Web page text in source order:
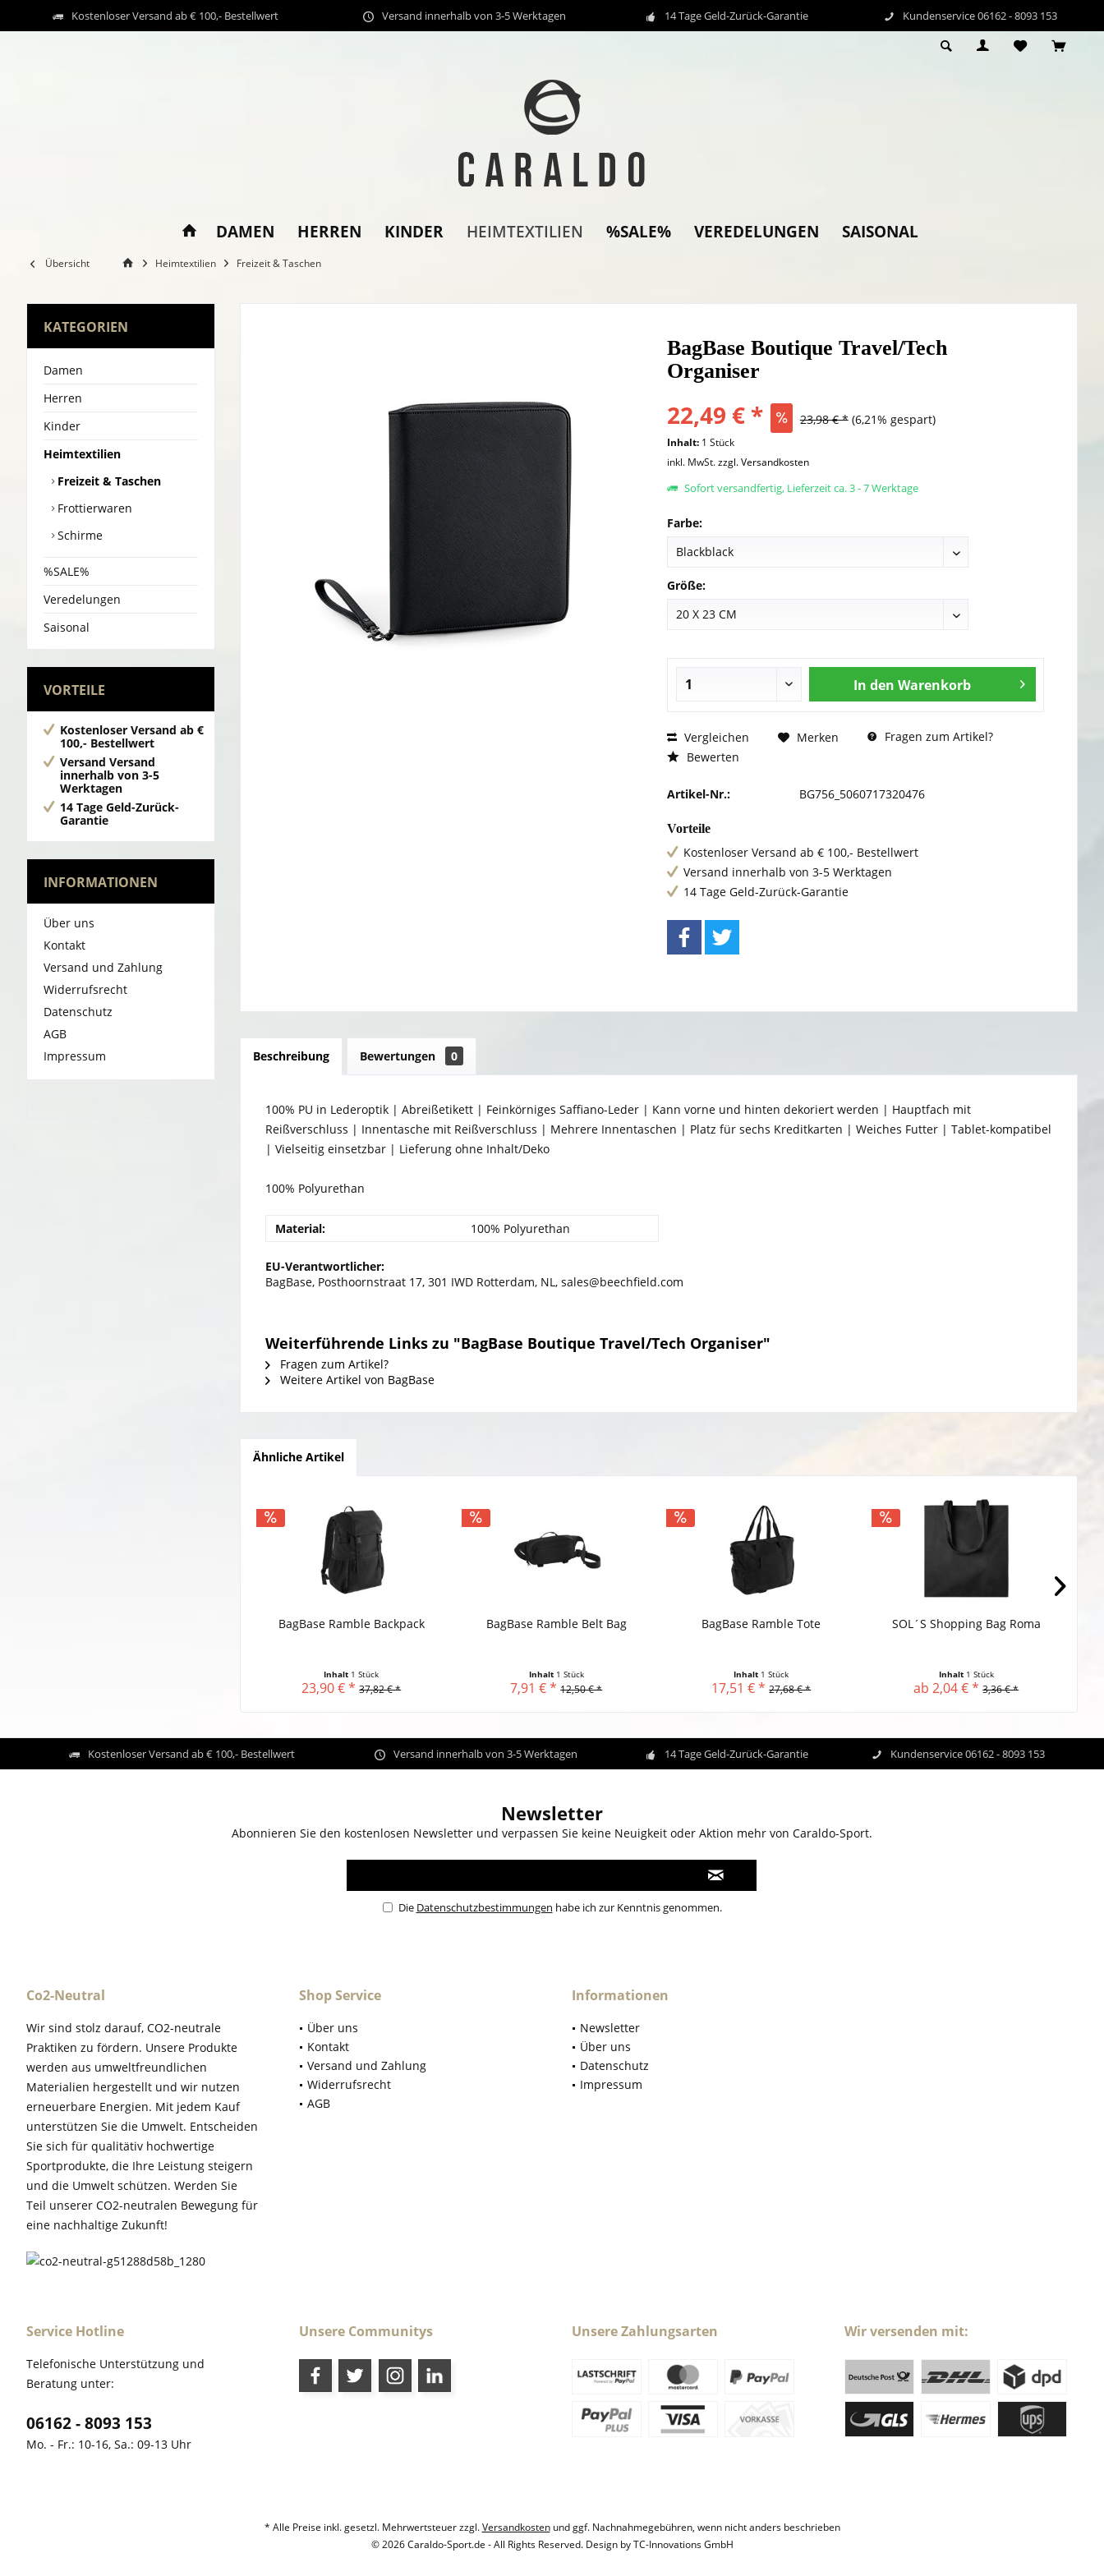
Kostenloser Versand ab € 100,- Bestellwert Versand innerhalb von 3-5 Werktagen 14 Tage Geld-Zurück-Garantie Kundenservice 06162 - 8093 153
DAMEN HERREN KINDER HEIMTEXTILIEN %SALE% VEREDELUNGEN SAISONAL
Übersicht Heimtextilien Freizeit & Taschen
KATEGORIEN
Damen
Herren
Kinder
Heimtextilien
Freizeit & Taschen
Frottierwaren
Schirme
%SALE%
Veredelungen
Saisonal
VORTEILE
Kostenloser Versand ab €
100,- Bestellwert
Versand Versand
innerhalb von 3-5
Werktagen
14 Tage Geld-Zurück-
Garantie
INFORMATIONEN
Über uns
Kontakt
Versand und Zahlung
Widerrufsrecht
Datenschutz
AGB
Impressum
BagBase Boutique Travel/Tech
Organiser
22,49 € * 23,98 € * (6,21% gespart)
Inhalt: 1 Stück
inkl. MwSt.zzgl. Versandkosten
Sofort versandfertig, Lieferzeit ca. 3 - 7 Werktage
Farbe:
Größe:
In den Warenkorb
Vergleichen Merken
Fragen zum Artikel?
Bewerten
Artikel-Nr.: BG756_5060717320476
Vorteile
Kostenloser Versand ab € 100,- Bestellwert
Versand innerhalb von 3-5 Werktagen
14 Tage Geld-Zurück-Garantie
Beschreibung Bewertungen 0
100% PU in Lederoptik | Abreißetikett | Feinkörniges Saffiano-Leder | Kann vorne und hinten dekoriert werden | Hauptfach mit
Reißverschluss | Innentasche mit Reißverschluss | Mehrere Innentaschen | Platz für sechs Kreditkarten | Weiches Futter | Tablet-kompatibel
| Vielseitig einsetzbar | Lieferung ohne Inhalt/Deko
100% Polyurethan
Material: 100% Polyurethan
EU-Verantwortlicher:
BagBase, Posthoornstraat 17, 301 IWD Rotterdam, NL, sales@beechfield.com
Weiterführende Links zu "BagBase Boutique Travel/Tech Organiser"
Fragen zum Artikel?
Weitere Artikel von BagBase
Ähnliche Artikel
BagBase Ramble Backpack
Inhalt 1 Stück
23,90 € * 37,82 € *
BagBase Ramble Belt Bag
Inhalt 1 Stück
7,91 € * 12,50 € *
BagBase Ramble Tote
Inhalt 1 Stück
17,51 € * 27,68 € *
SOL´S Shopping Bag Roma
Inhalt 1 Stück
ab 2,04 € * 3,36 € *
Kostenloser Versand ab € 100,- Bestellwert Versand innerhalb von 3-5 Werktagen 14 Tage Geld-Zurück-Garantie Kundenservice 06162 - 8093 153
Newsletter
Abonnieren Sie den kostenlosen Newsletter und verpassen Sie keine Neuigkeit oder Aktion mehr von Caraldo-Sport.
Die Datenschutzbestimmungen habe ich zur Kenntnis genommen.
Co2-Neutral
Wir sind stolz darauf, CO2-neutrale
Praktiken zu fördern. Unsere Produkte
werden aus umweltfreundlichen
Materialien hergestellt und wir nutzen
erneuerbare Energien. Mit jedem Kauf
unterstützen Sie die Umwelt. Entscheiden
Sie sich für qualitätiv hochwertige
Sportprodukte, die Ihre Leistung steigern
und die Umwelt schützen. Werden Sie
Teil unserer CO2-neutralen Bewegung für
eine nachhaltige Zukunft!
Shop Service
Über uns
Kontakt
Versand und Zahlung
Widerrufsrecht
AGB
Informationen
Newsletter
Über uns
Datenschutz
Impressum
Service Hotline
Telefonische Unterstützung und
Beratung unter:
06162 - 8093 153
Mo. - Fr.: 10-16, Sa.: 09-13 Uhr
Unsere Communitys Unsere Zahlungsarten Wir versenden mit:
* Alle Preise inkl. gesetzl. Mehrwertsteuer zzgl.Versandkostenund ggf. Nachnahmegebühren, wenn nicht anders beschrieben
© 2026 Caraldo-Sport.de - All Rights Reserved. Design byTC-Innovations GmbH